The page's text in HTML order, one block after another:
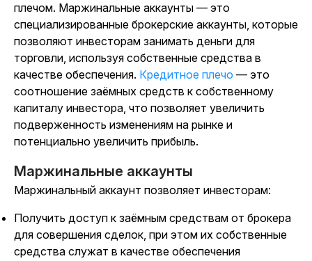
плечом. Маржинальные аккаунты — это
специализированные брокерские аккаунты, которые
позволяют инвесторам занимать деньги для
торговли, используя собственные средства в
качестве обеспечения. Кредитное плечо — это
соотношение заёмных средств к собственному
капиталу инвестора, что позволяет увеличить
подверженность изменениям на рынке и
потенциально увеличить прибыль.
Маржинальные аккаунты
Маржинальный аккаунт позволяет инвесторам:
Получить доступ к заёмным средствам от брокера
для совершения сделок, при этом их собственные
средства служат в качестве обеспечения